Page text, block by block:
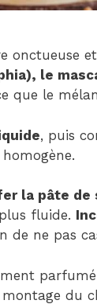
onctueuse
le
que le
, puis
la pâte de
fluide.
de ne pas
du